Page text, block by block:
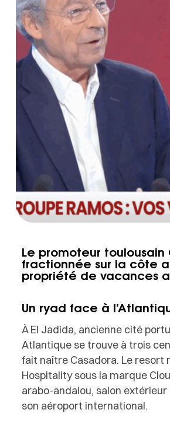
Le promoteur
fractionnée sur la côte
propriété de vacances
Un ryad face à
À El Jadida, ancienne cité
Atlantique se trouve à trois
fait naître Casadora. Le resort
Hospitality sous la marque
arabo-andalou, salon
son aéroport international.